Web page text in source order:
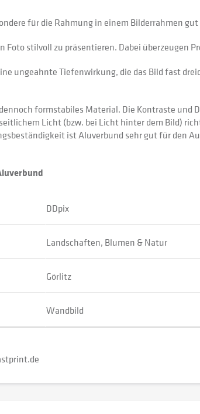
für die Rahmung in einem Bilderrahmen
Foto stilvoll zu präsentieren. Dabei überzeugen
ungeahnte Tiefenwirkung, die das Bild fast
formstabiles Material. Die Kontraste
Licht (bzw. bei Licht hinter dem Bild)
ist Aluverbund sehr gut für den
DDpix
Landschaften, Blumen & Natur
Görlitz
Wandbild